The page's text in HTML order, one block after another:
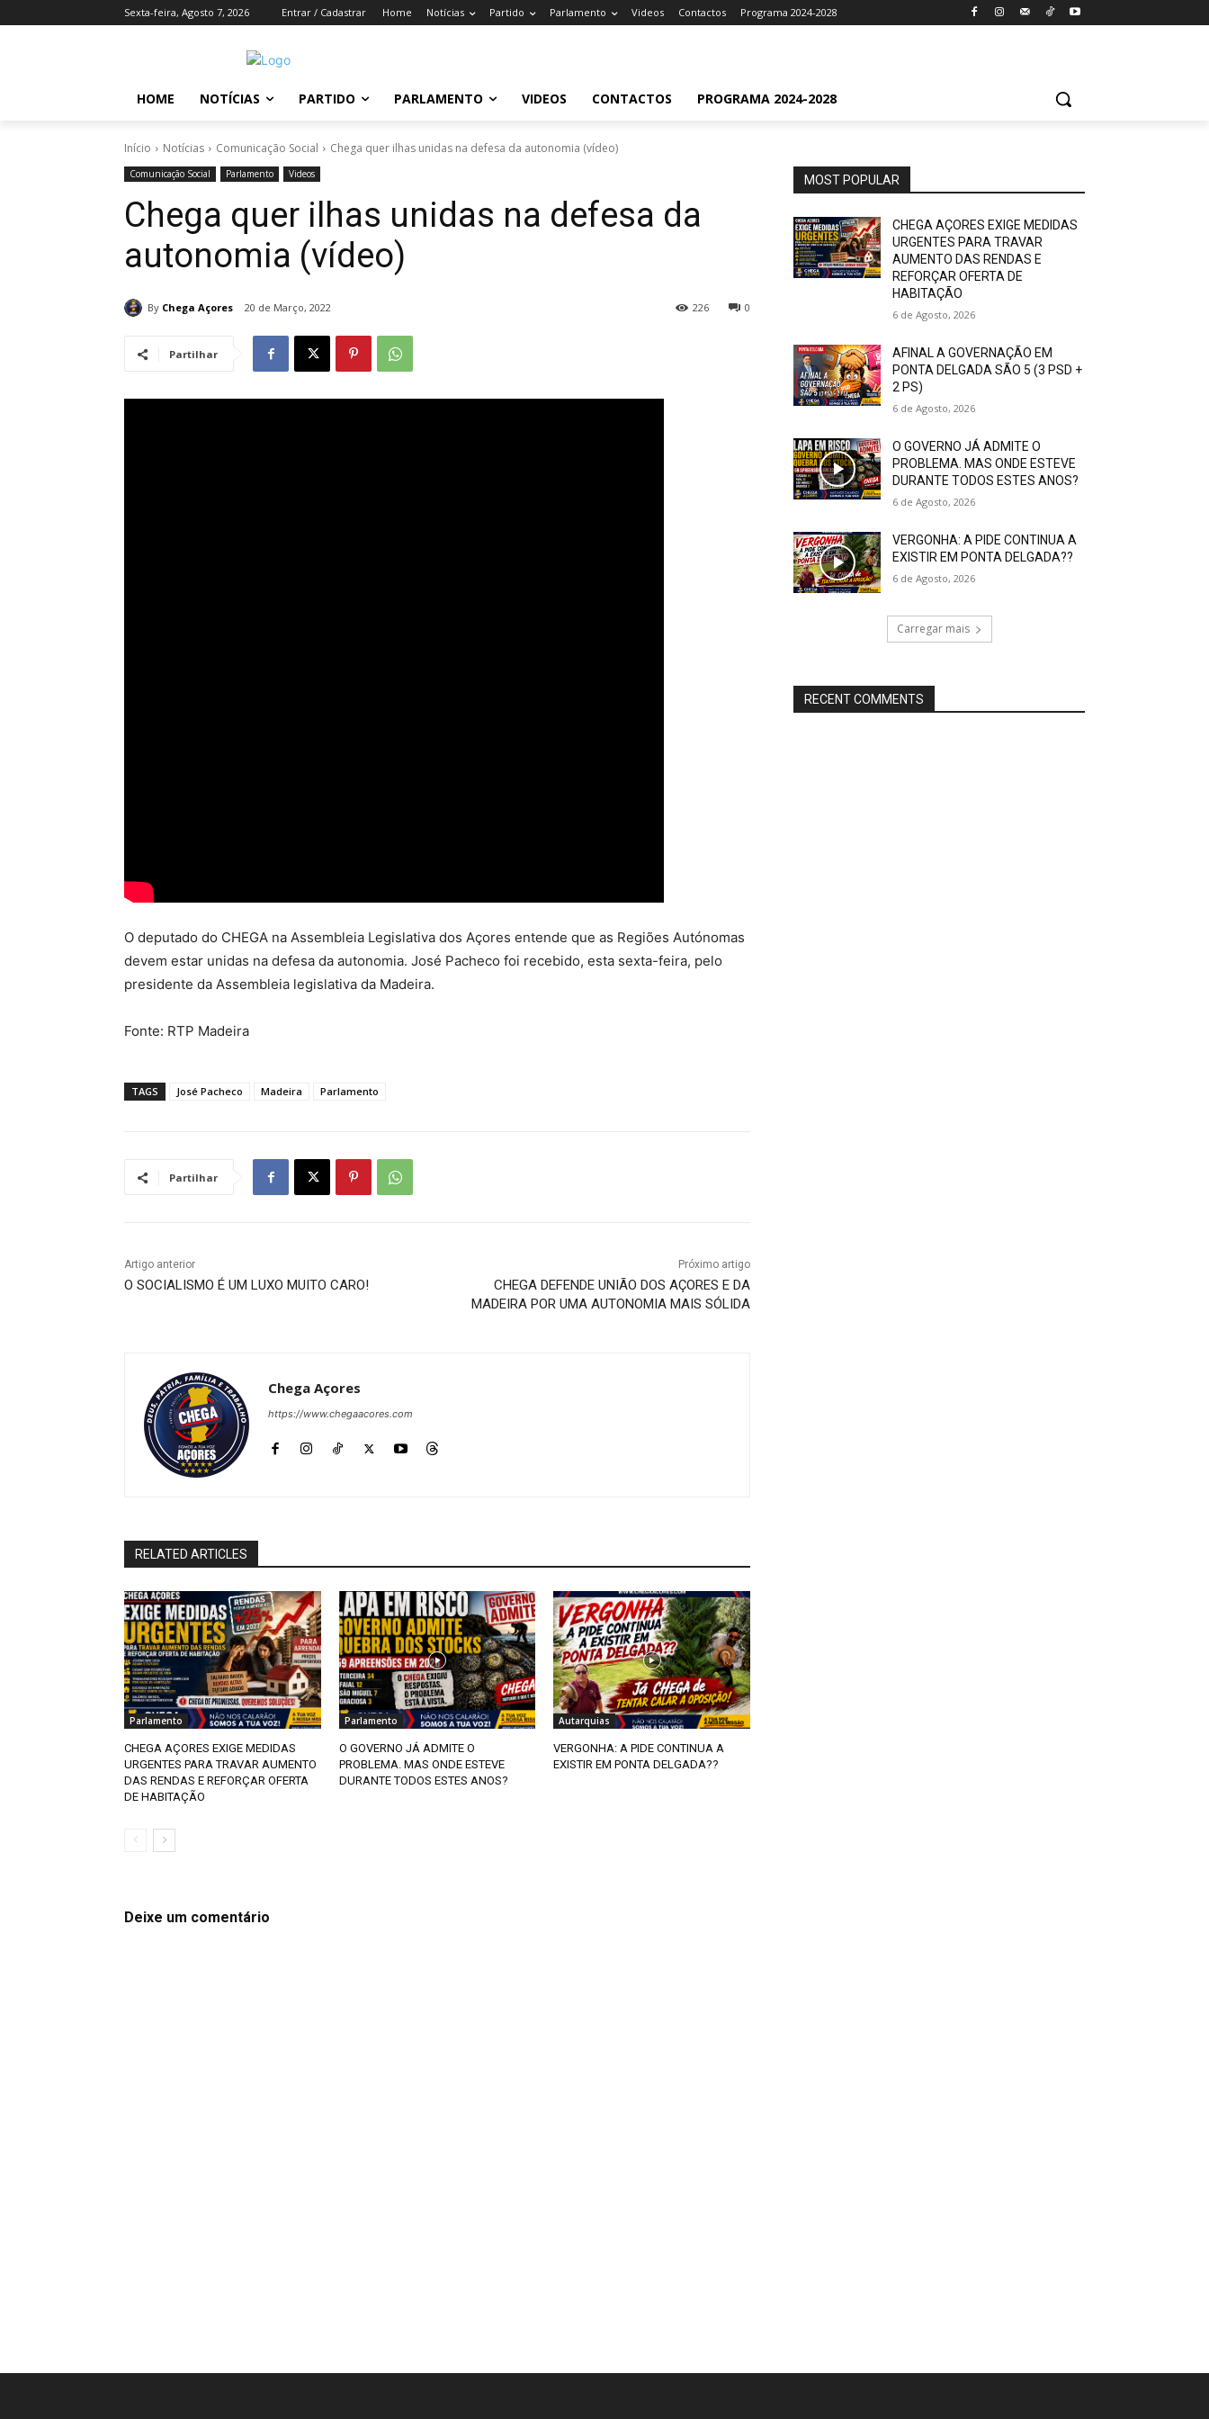
Sexta-feira, Agosto 7, 2026 Entrar / Cadastrar Home Notícias Partido Parlamento Videos Contactos Programa 2024-2028
HOME NOTÍCIAS PARTIDO PARLAMENTO VIDEOS CONTACTOS PROGRAMA 2024-2028
Início Notícias Comunicação Social Chega quer ilhas unidas na defesa da autonomia (vídeo)
Comunicação Social Parlamento Videos
Chega quer ilhas unidas na defesa da
autonomia (vídeo)
By Chega Açores 20 de Março, 2022 0
226
Partilhar
O deputado do CHEGA na Assembleia Legislativa dos Açores entende que as Regiões Autónomas
devem estar unidas na defesa da autonomia. José Pacheco foi recebido, esta sexta-feira, pelo
presidente da Assembleia legislativa da Madeira.
Fonte: RTP Madeira
TAGS José Pacheco Madeira Parlamento
Partilhar
Artigo anterior
O SOCIALISMO É UM LUXO MUITO CARO!
Próximo artigo
CHEGA DEFENDE UNIÃO DOS AÇORES E DA
MADEIRA POR UMA AUTONOMIA MAIS SÓLIDA
Chega Açores
https://www.chegaacores.com
RELATED ARTICLES
Parlamento
CHEGA AÇORES EXIGE MEDIDAS
URGENTES PARA TRAVAR AUMENTO
DAS RENDAS E REFORÇAR OFERTA
DE HABITAÇÃO
Parlamento
O GOVERNO JÁ ADMITE O
PROBLEMA. MAS ONDE ESTEVE
DURANTE TODOS ESTES ANOS?
Autarquias
VERGONHA: A PIDE CONTINUA A
EXISTIR EM PONTA DELGADA??
Deixe um comentário
MOST POPULAR
CHEGA AÇORES EXIGE MEDIDAS
URGENTES PARA TRAVAR
AUMENTO DAS RENDAS E
REFORÇAR OFERTA DE
HABITAÇÃO
6 de Agosto, 2026
AFINAL A GOVERNAÇÃO EM
PONTA DELGADA SÃO 5 (3 PSD +
2 PS)
6 de Agosto, 2026
O GOVERNO JÁ ADMITE O
PROBLEMA. MAS ONDE ESTEVE
DURANTE TODOS ESTES ANOS?
6 de Agosto, 2026
VERGONHA: A PIDE CONTINUA A
EXISTIR EM PONTA DELGADA??
6 de Agosto, 2026
Carregar mais
RECENT COMMENTS